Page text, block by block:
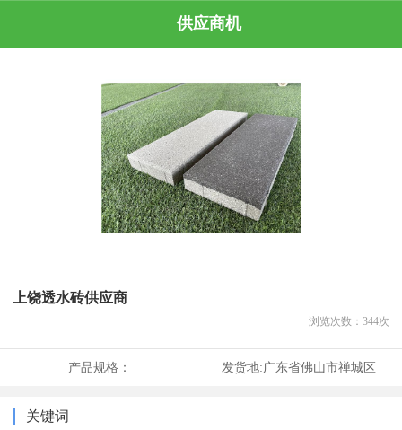
供应商机
上饶透水砖供应商
浏览次数： 344次
产品规格： 发货地:广东省佛山市禅城区
关键词